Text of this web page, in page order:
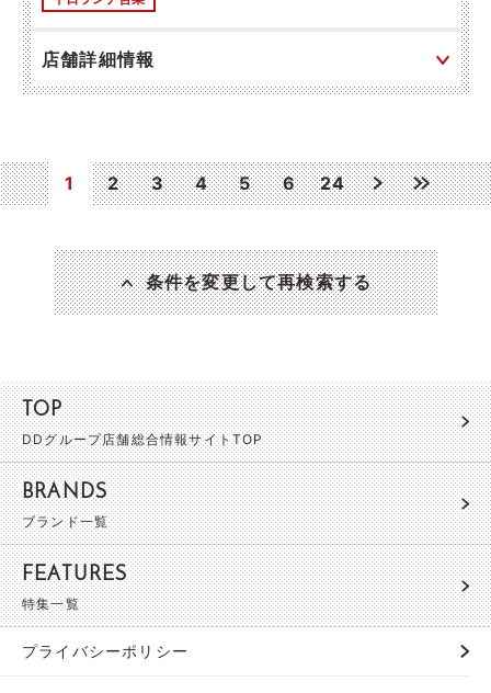
店舗詳細情報
1 2 3 4 5 6 24
条件を変更して再検索する
TOP
DDグループ店舗総合情報サイトTOP
BRANDS
ブランド一覧
FEATURES
特集一覧
プライバシーポリシー